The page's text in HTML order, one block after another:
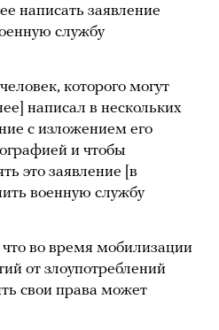
написать заявление
службу
которого могут
написал в нескольких
с изложением его
и чтобы
это заявление [в
военную службу
во время мобилизации
от злоупотреблений
свои права может